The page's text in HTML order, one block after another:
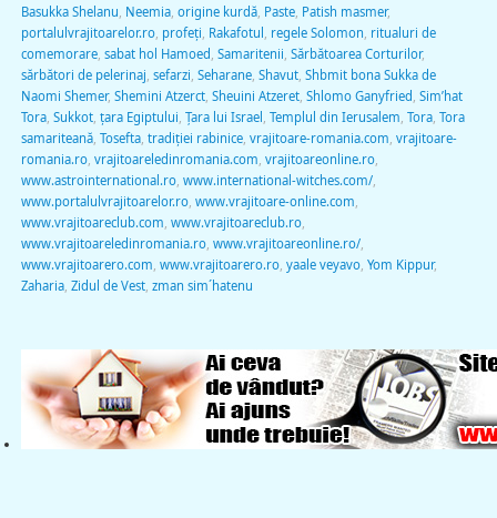
Basukka Shelanu Neemia, origine kurdă, Paste, Patish masmer,
portalulvrajitoarelor.ro, profeţi Rakafotul regele Solomon ritualuri de
comemorare, sabat hol Hamoed Samaritenii Sărbătoarea Corturilor,
sărbători de pelerinaj sefarzi Seharane, Shavut, Shbmit bona Sukka de
Naomi Shemer, Shemini Atzerct, Sheuini Atzeret, Shlomo Ganyfried Sim’hat
Tora, Sukkot, ţara Egiptului Ţara lui Israel Templul din Ierusalem Tora, Tora
samariteană, Tosefta, tradiţiei rabinice, vrajitoare-romania.com vrajitoare-
romania.ro, vrajitoareledinromania.com vrajitoareonline.ro,
www.astrointernational.ro, www.international-witches.com/,
www.portalulvrajitoarelor.ro, www.vrajitoare-online.com
www.vrajitoareclub.com www.vrajitoareclub.ro,
www.vrajitoareledinromania.ro, www.vrajitoareonline.ro/,
www.vrajitoarero.com www.vrajitoarero.ro, yaale veyavo, Yom Kippur,
Zaharia, Zidul de Vest, zman sim´hatenu